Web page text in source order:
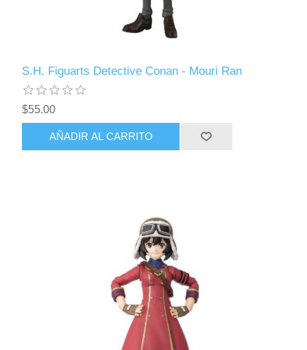
S.H. Figuarts Detective Conan - Mouri Ran
$55.00
AÑADIR AL CARRITO